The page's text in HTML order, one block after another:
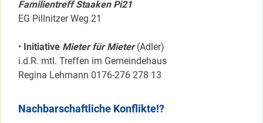
Familientreff Staaken Pi21
EG Pillnitzer Weg 21
• Initiative Mieter für Mieter(Adler)
i.d.R. mtl. Treffen im Gemeindehaus
Regina Lehmann 0176-276 278 13
Nachbarschaftliche Konflikte!?